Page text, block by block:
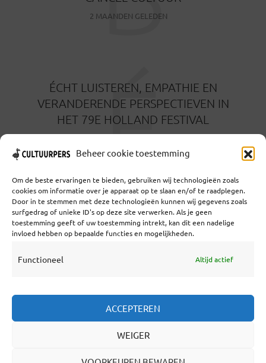
Beheer cookie toestemming
Om de beste ervaringen te bieden, gebruiken wij technologieën zoals
cookies om informatie over je apparaat op te slaan en/of te raadplegen.
Door in te stemmen met deze technologieën kunnen wij gegevens zoals
surfgedrag of unieke ID's op deze site verwerken. Als je geen
toestemming geeft of uw toestemming intrekt, kan dit een nadelige
invloed hebben op bepaalde functies en mogelijkheden.
Functioneel Altijd actief
ACCEPTEREN
WEIGER
2 MAANDEN GELEDEN
ÉCHT LUISTEREN, EMPATHIE EN
VERANDERENDE PERSPECTIEVEN IN
HET 79E HOLLAND FESTIVAL
É
Coöperatief Cultureel Persbureau U.A. | Salzburg 29 |
3524KS Utrecht | KvK: 55573592 |Btw: